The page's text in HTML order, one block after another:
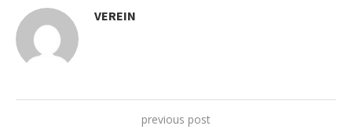
VEREIN
previous post